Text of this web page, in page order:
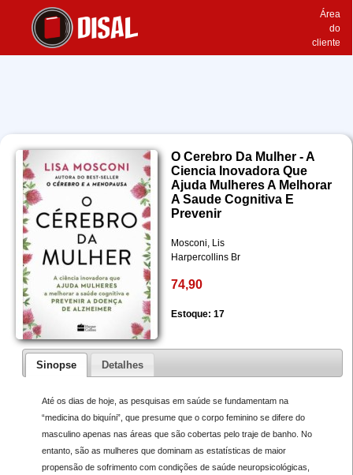
Área
do
cliente
O Cerebro Da Mulher - A
Ciencia Inovadora Que
Ajuda Mulheres A Melhorar
A Saude Cognitiva E
Prevenir
Mosconi, Lis
Harpercollins Br
74,90
Estoque: 17
Sinopse Detalhes
Até os dias de hoje, as pesquisas em saúde se fundamentam na
“medicina do biquíni”, que presume que o corpo feminino se difere do
masculino apenas nas áreas que são cobertas pelo traje de banho. No
entanto, são as mulheres que dominam as estatísticas de maior
propensão de sofrimento com condições de saúde neuropsicológicas,